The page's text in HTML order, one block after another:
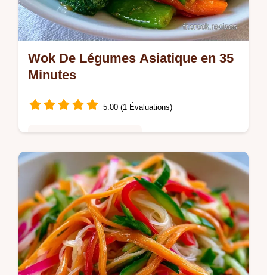
Wok De Légumes Asiatique en 35
Minutes
5.00 (1 Évaluations)
Saisissez les ingrédients à feu vif pour ce
Wok de légumes. Profitez de nos conseils
sur le choix des légumes pour un repas prêt
en 35 minutes.